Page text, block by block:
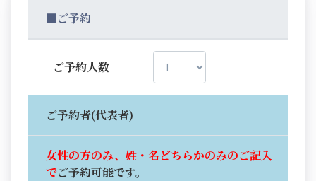
■ご予約
ご予約人数
ご予約者(代表者)
女性の方のみ、姓・名どちらかのみのご記入
でご予約可能です。